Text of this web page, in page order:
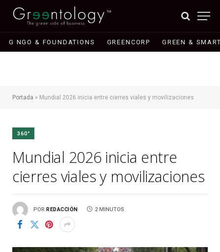
G NGO & FOUNDATIONS GREENCORP GREEN &
Portada » Mundial 2026 inicia entre cierres viales y movilizaciones
360°
Mundial 2026 inicia entre
cierres viales y movilizaciones
POR REDACCIÓN 2 MINUTOS